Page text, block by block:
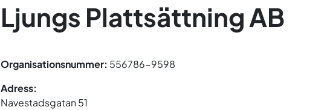
Ljungs Plattsättning AB
Organisationsnummer: 556786-9598
Adress:
Navestadsgatan 51